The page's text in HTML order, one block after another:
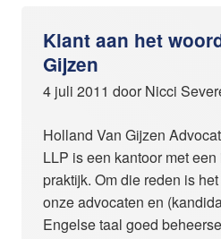
Klant aan het
Gijzen
4 juli 2011 door Nicci
Holland Van Gijzen
LLP is een kantoor met
praktijk. Om die reden is
onze advocaten en
Engelse taal goed